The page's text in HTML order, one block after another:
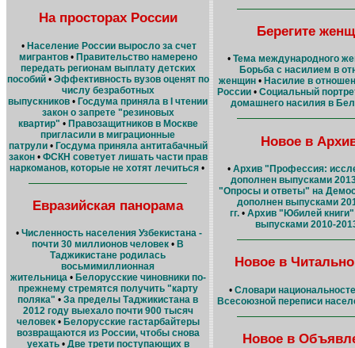
На просторах России
• Население России выросло за счет
мигрантов• Правительство намерено
передать регионам выплату детских
пособий• Эффективность вузов оценят по
числу безработных
выпускников • Госдума приняла в I чтении
закон о запрете "резиновых
квартир" • Правозащитников в Москве
пригласили в миграционные
патрули• Госдума приняла антитабачный
закон• ФСКН советует лишать части прав
наркоманов, которые не хотят лечиться•
Евразийская панорама
• Численность населения Узбекистана -
почти 30 миллионов человек • В
Таджикистане родилась
восьмимиллионная
жительница• Белорусские чиновники по-
прежнему стремятся получить "карту
поляка" • За пределы Таджикистана в
2012 году выехало почти 900 тысяч
человек• Белорусские гастарбайтеры
возвращаются из России, чтобы снова
уехать• Две трети поступающих в
Берегите
• Тема международного
Борьба с насилием в
женщин• Насилие в
России • Социальный
домашнего насилия в
Новое в
• Архив "Профессия:
дополнен выпусками
"Опросы и ответы" на
дополнен выпусками
гг. • Архив "Юбилей
выпусками 2010-
Новое в
• Словари
Всесоюзной переписи
Новое в